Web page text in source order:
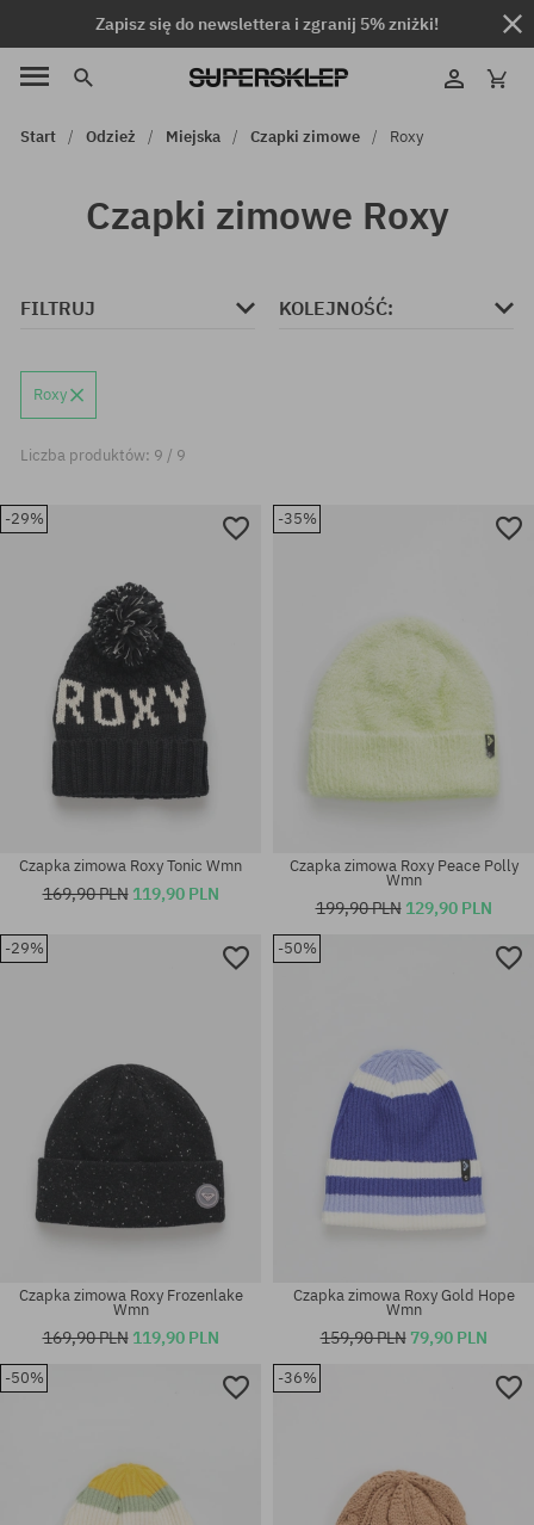
Zapisz się do newslettera i zgranij 5% zniżki!
Start Odzież Miejska Czapki zimowe Roxy
Czapki zimowe Roxy
FILTRUJ KOLEJNOŚĆ:
Roxy
Liczba produktów: 9 / 9
-29%
Czapka zimowa Roxy Tonic Wmn
169,90 PLN 119,90 PLN
-35%
Czapka zimowa Roxy Peace Polly
Wmn
199,90 PLN 129,90 PLN
-29%
Czapka zimowa Roxy Frozenlake
Wmn
169,90 PLN 119,90 PLN
-50%
Czapka zimowa Roxy Gold Hope
Wmn
159,90 PLN 79,90 PLN
-50% -36%